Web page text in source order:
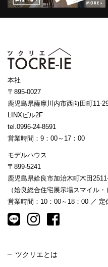
本社
〒895-0027
鹿児島県薩摩川内市西向田町11-
LINXビル2F
tel.0996-24-8591
営業時間：9：00～17：00
モデルハウス
〒899-5241
鹿児島県姶良市加治木町木田
（姶良総合住宅展示場スマイル・
営業時間：10：00～18：00 ／ 定
ツクリエとは